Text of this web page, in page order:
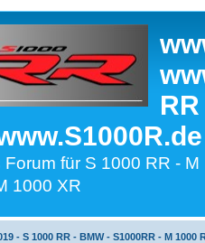
für S 1000 RR -
1000 XR
- S 1000 RR - BMW - S1000RR - M 1000